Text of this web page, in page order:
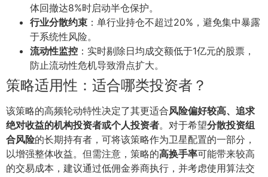
体回撤达8%时启动半仓保护。
行业分散约束 ：单行业持仓不超过20%，避免集中暴露
于系统性风险。
流动性监控 ：实时剔除日均成交额低于1亿元的股票，
防止流动性危机导致滑点扩大。
策略适用性：适合哪类投资者？
该策略的高频轮动特性决定了其更适合风险偏好较高、追求
绝对收益的机构投资者或个人投资者。对于希望分散投资组
合风险的长期持有者，可将该策略作为卫星配置的一部分，
以增强整体收益。但需注意，策略的高换手率可能带来较高
的交易成本，建议通过低佣金券商执行，并考虑使用算法交